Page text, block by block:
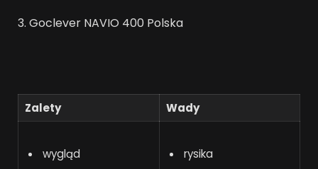
3. Goclever NAVIO 400 Polska
Zalety Wady
wygląd
rysika